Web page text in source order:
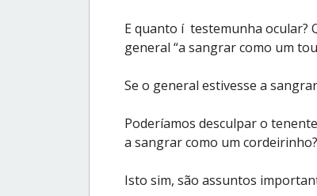
E quanto í testemunha ocular?
general “a sangrar como um
Se o general estivesse a
Poderíamos desculpar o
a sangrar como um cordeirinho?
Isto sim, são assuntos